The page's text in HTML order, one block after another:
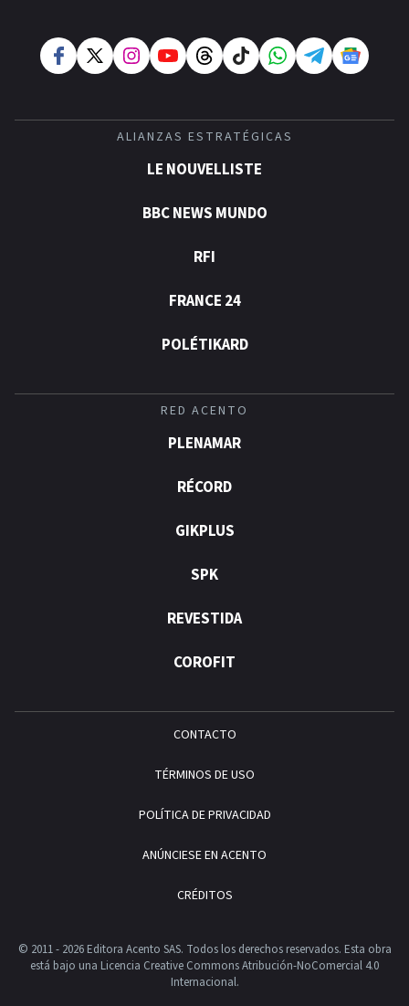
ALIANZAS ESTRATÉGICAS
LE NOUVELLISTE
BBC NEWS MUNDO
RFI
FRANCE 24
POLÉTIKARD
RED ACENTO
PLENAMAR
RÉCORD
GIKPLUS
SPK
REVESTIDA
COROFIT
CONTACTO
TÉRMINOS DE USO
POLÍTICA DE PRIVACIDAD
ANÚNCIESE EN ACENTO
CRÉDITOS
© 2011 - 2026 Editora Acento SAS. Todos los derechos reservados. Esta obra
está bajo una Licencia Creative Commons Atribución-NoComercial 4.0
Internacional.